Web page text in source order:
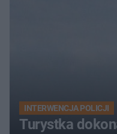
INTERWENCJA POLICJI
Turystka